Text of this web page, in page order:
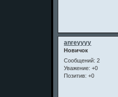
anreyyyy
Новичок
Сообщений: 2
Уважение: +0
Позитив: +0